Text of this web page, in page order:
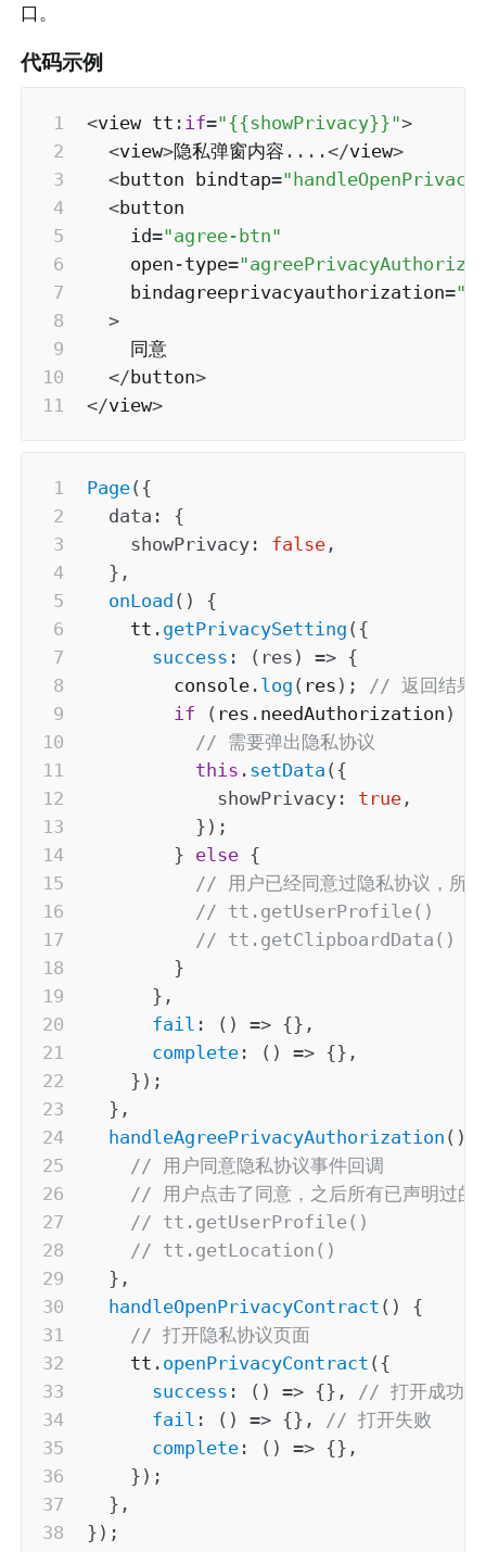
口。
代码示例
<view tt : if="{{showPrivacy}}">
<view>隐私弹窗内容 ... .</view>
<button bindtap=
<button
    id
="agree-btn"
    open
-type=
    bindagreeprivacyauthorization
=
>
    同意
</ button>
</view>
Page( {
data :
{
showPrivacy : false ,
} ,
onLoad ( )
{
    tt
. getPrivacySetting ( {
success : ( res ) => {
        console
. log ( res ) ;
// 返回结
if
( res . needAuthorization )
// 需要弹出隐私协议
this . setData ( {
showPrivacy : true ,
} ) ;
} else {
// 用户已经同意过隐私协议，所
// tt.getUserProfile()
// tt.getClipboardData()
}
} ,
fail : ( ) => {} ,
complete : ( ) => {} ,
} ) ;
} ,
handleAgreePrivacyAuthorization ( )
// 用户同意隐私协议事件回调
// 用户点击了同意，之后所有已声明过的
// tt.getUserProfile()
// tt.getLocation()
} ,
handleOpenPrivacyContract ( )
{
// 打开隐私协议页面
    tt
. openPrivacyContract ( {
success : ( ) => {} ,
// 打开成功
fail : ( ) => {} ,
// 打开失败
complete : ( ) => {} ,
} ) ;
} ,
} ) ;